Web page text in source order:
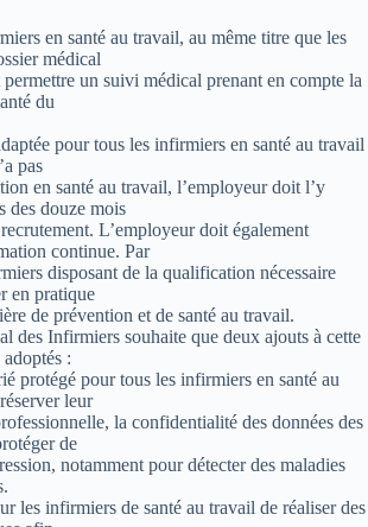
en santé au travail, au même titre que les
médical
un suivi médical prenant en compte la
du
pour tous les infirmiers en santé au travail
pas
en santé au travail, l’employeur doit l’y
des douze mois
L’employeur doit également
continue. Par
disposant de la qualification nécessaire
en pratique
de prévention et de santé au travail.
des Infirmiers souhaite que deux ajouts à cette
:
protégé pour tous les infirmiers en santé au
leur
la confidentialité des données des
de
notamment pour détecter des maladies
les infirmiers de santé au travail de réaliser des